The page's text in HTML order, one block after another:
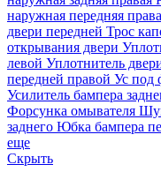
наружная передняя
двери передней Трос
открывания двери
левой Уплотнитель
передней правой Ус под
Усилитель бампера
Форсунка омывателя
заднего Юбка бампера
еще
Скрыть